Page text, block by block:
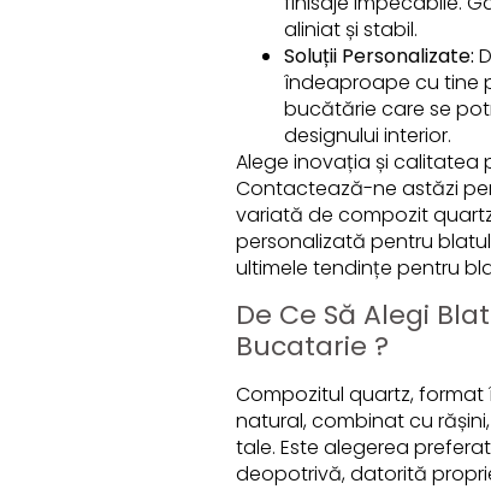
aliniat și stabil.
Soluții Personalizate:
îndeaproape cu tine
bucătărie care se
designului interior.
Alege inovația și calitatea
Contactează-ne astăzi
variată de compozit
personalizată pentru
ultimele tendințe pentru
De Ce Să Alegi
Bucatarie ?
Compozitul quartz,
natural, combinat cu
tale. Este alegerea
deopotrivă, datorită